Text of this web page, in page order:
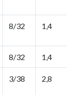
8/32 1,4
8/32 1,4
3/38 2,8